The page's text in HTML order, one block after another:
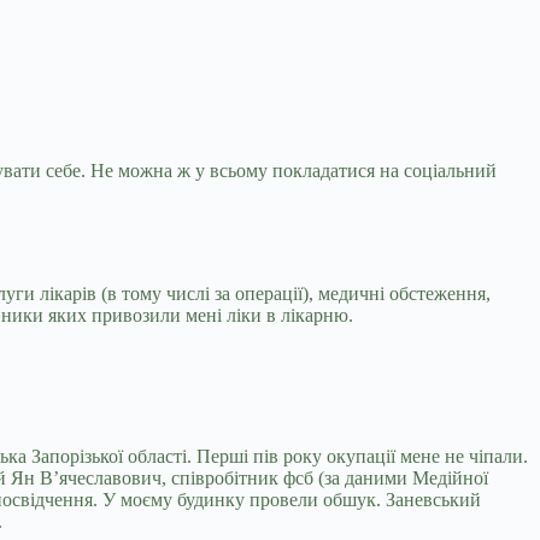
себе. Не можна ж у всьому покладатися на соціальний
лікарів (в тому числі за операції), медичні обстеження,
яких привозили мені ліки в лікарню.
області. Перші пів року окупації мене не чіпали.
В’ячеславович, співробітник фсб (за даними Медійної
У моєму будинку провели обшук. Заневський